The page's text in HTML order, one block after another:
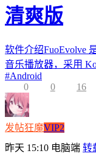
清爽版
软件介绍FuoEvolve
音乐播放器，采用
#Android
0
0 16
发帖狂魔VIP2
昨天 15:10 电脑端 转